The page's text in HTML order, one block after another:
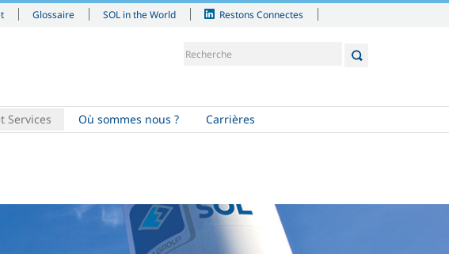
Glossaire SOL in the World Restons Connectes
Services Où sommes nous ? Carrières